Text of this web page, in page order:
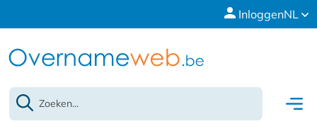
InloggenNL